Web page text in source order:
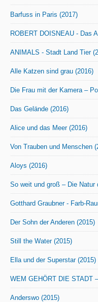
Barfuss in Paris (2017)
ROBERT DOISNEAU - Das
ANIMALS - Stadt Land Tier
Alle Katzen sind grau (2016)
Die Frau mit der Kamera –
Das Gelände (2016)
Alice und das Meer (2016)
Von Trauben und Menschen
Aloys (2016)
So weit und groß – Die Natur
Gotthard Graubner - Farb-
Der Sohn der Anderen (2015)
Still the Water (2015)
Ella und der Superstar (2015)
WEM GEHÖRT DIE STADT
Anderswo (2015)